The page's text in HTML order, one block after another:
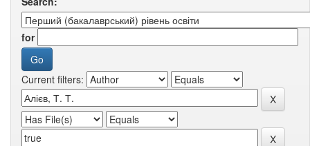
for
Current filters: